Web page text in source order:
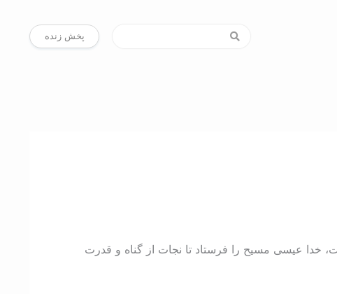
پخش زنده
عيسی مسيح را فرستاد تا نجات از گناه و قدرت